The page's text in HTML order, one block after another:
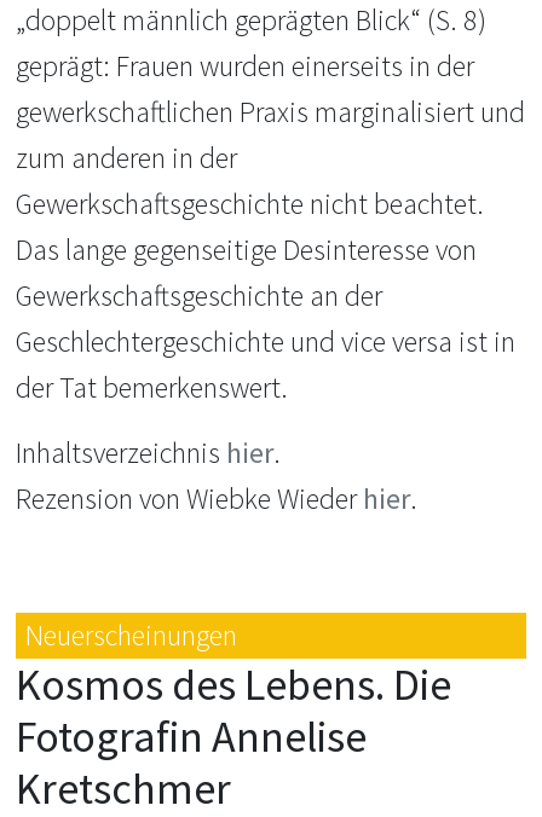
„doppelt männlich geprägten Blick“ (S. 8)
geprägt: Frauen wurden einerseits in der
gewerkschaftlichen Praxis marginalisiert und
zum anderen in der
Gewerkschaftsgeschichte nicht beachtet.
Das lange gegenseitige Desinteresse von
Gewerkschaftsgeschichte an der
Geschlechtergeschichte und vice versa ist in
der Tat bemerkenswert.
Inhaltsverzeichnis hier.
Rezension von Wiebke Wiederhier.
Neuerscheinungen
Kosmos des Lebens. Die
Fotografin Annelise
Kretschmer